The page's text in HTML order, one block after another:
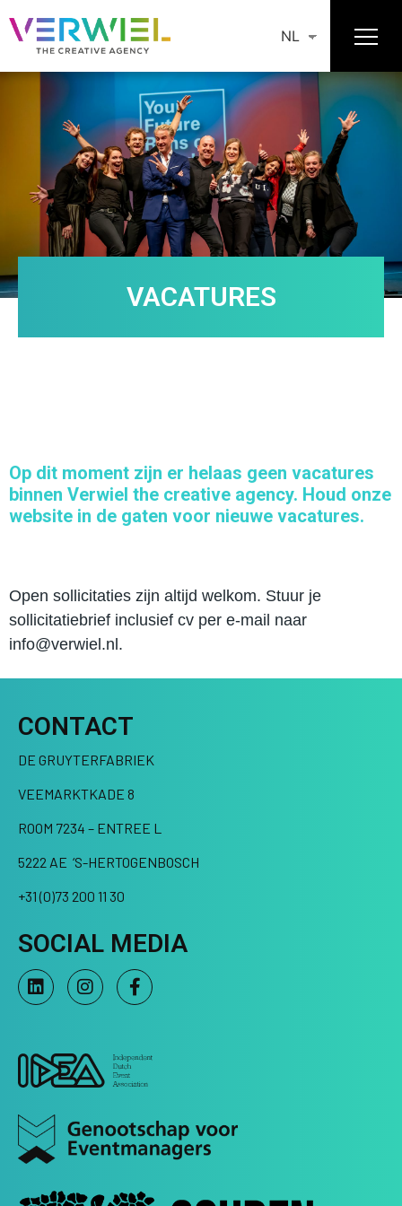
NL
VACATURES
Op dit moment zijn er helaas geen vacatures
binnen Verwiel the creative agency. Houd onze
website in de gaten voor nieuwe vacatures.
Open sollicitaties zijn altijd welkom. Stuur je
sollicitatiebrief inclusief cv per e-mail naar
info@verwiel.nl.
CONTACT
DE GRUYTERFABRIEK
VEEMARKTKADE 8
ROOM 7234 – ENTREE L
5222 AE ‘S-HERTOGENBOSCH
+31 (0)73 200 11 30
SOCIAL MEDIA